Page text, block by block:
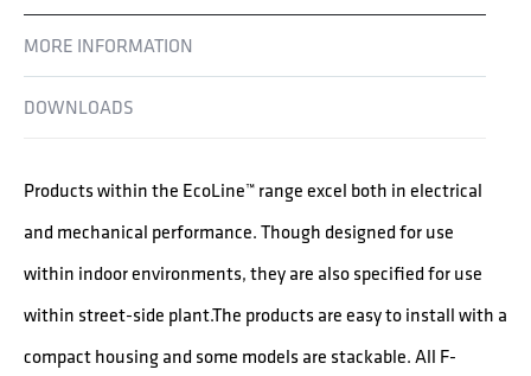
MORE INFORMATION
DOWNLOADS
Products within the EcoLine™ range excel both in electrical
and mechanical performance. Though designed for use
within indoor environments, they are also specified for use
within street-side plant.The products are easy to install with a
compact housing and some models are stackable. All F-